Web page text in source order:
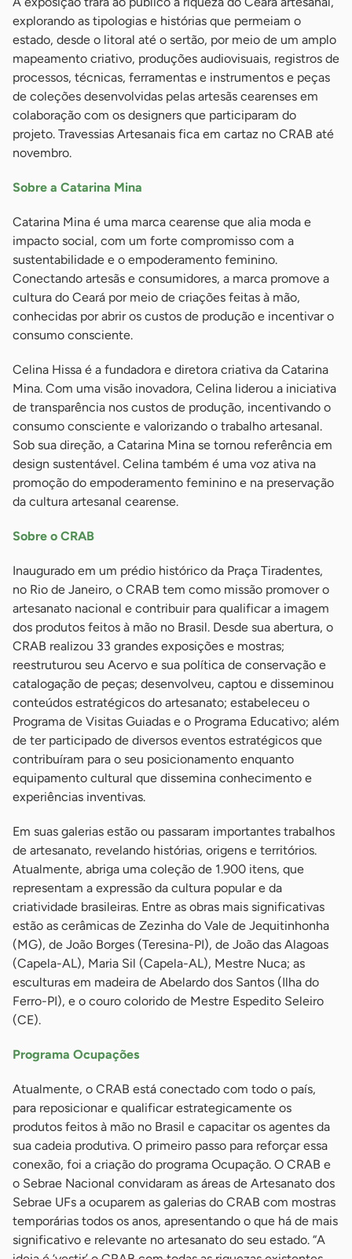
explorando as tipologias e histórias que permeiam o
estado, desde o litoral até o sertão, por meio de um amplo
mapeamento criativo, produções audiovisuais, registros de
processos, técnicas, ferramentas e instrumentos e peças
de coleções desenvolvidas pelas artesãs cearenses em
colaboração com os designers que participaram do
projeto. Travessias Artesanais fica em cartaz no CRAB até
novembro.
Sobre a Catarina Mina
Catarina Mina é uma marca cearense que alia moda e
impacto social, com um forte compromisso com a
sustentabilidade e o empoderamento feminino.
Conectando artesãs e consumidores, a marca promove a
cultura do Ceará por meio de criações feitas à mão,
conhecidas por abrir os custos de produção e incentivar o
consumo consciente.
Celina Hissa é a fundadora e diretora criativa da Catarina
Mina. Com uma visão inovadora, Celina liderou a iniciativa
de transparência nos custos de produção, incentivando o
consumo consciente e valorizando o trabalho artesanal.
Sob sua direção, a Catarina Mina se tornou referência em
design sustentável. Celina também é uma voz ativa na
promoção do empoderamento feminino e na preservação
da cultura artesanal cearense.
Sobre o CRAB
Inaugurado em um prédio histórico da Praça Tiradentes,
no Rio de Janeiro, o CRAB tem como missão promover o
artesanato nacional e contribuir para qualificar a imagem
dos produtos feitos à mão no Brasil. Desde sua abertura, o
CRAB realizou 33 grandes exposições e mostras;
reestruturou seu Acervo e sua política de conservação e
catalogação de peças; desenvolveu, captou e disseminou
conteúdos estratégicos do artesanato; estabeleceu o
Programa de Visitas Guiadas e o Programa Educativo; além
de ter participado de diversos eventos estratégicos que
contribuíram para o seu posicionamento enquanto
equipamento cultural que dissemina conhecimento e
experiências inventivas.
Em suas galerias estão ou passaram importantes trabalhos
de artesanato, revelando histórias, origens e territórios.
Atualmente, abriga uma coleção de 1.900 itens, que
representam a expressão da cultura popular e da
criatividade brasileiras. Entre as obras mais significativas
estão as cerâmicas de Zezinha do Vale de Jequitinhonha
(MG), de João Borges (Teresina-PI), de João das Alagoas
(Capela-AL), Maria Sil (Capela-AL), Mestre Nuca; as
esculturas em madeira de Abelardo dos Santos (Ilha do
Ferro-PI), e o couro colorido de Mestre Espedito Seleiro
(CE).
Programa Ocupações
Atualmente, o CRAB está conectado com todo o país,
para reposicionar e qualificar estrategicamente os
produtos feitos à mão no Brasil e capacitar os agentes da
sua cadeia produtiva. O primeiro passo para reforçar essa
conexão, foi a criação do programa Ocupação. O CRAB e
o Sebrae Nacional convidaram as áreas de Artesanato dos
Sebrae UFs a ocuparem as galerias do CRAB com mostras
temporárias todos os anos, apresentando o que há de mais
significativo e relevante no artesanato do seu estado. “A